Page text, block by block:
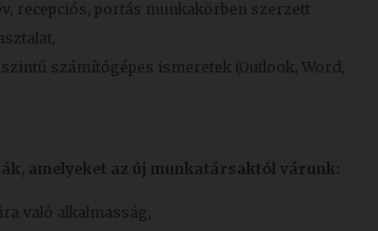
recepciós, portás munkakörben szerzett
szintű számítógépes ismeretek (Outlook, Word,
amelyeket az új munkatársaktól várunk:
való alkalmasság,